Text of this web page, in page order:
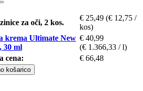
za oči, 2 kos.
€ 25,49 (€ 12,75 /
kos)
krema Ultimate New
30 ml
€ 40,99
(€ 1.366,33 / l)
cena:
€ 66,48
košarico